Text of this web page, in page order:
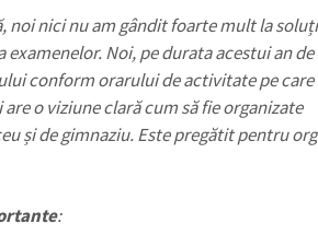
noi nici nu am gândit foarte mult la
Noi, pe durata acestui an
conform orarului de activitate pe care
o viziune clară cum să fie organizate
și de gimnaziu. Este pregătit pentru
: